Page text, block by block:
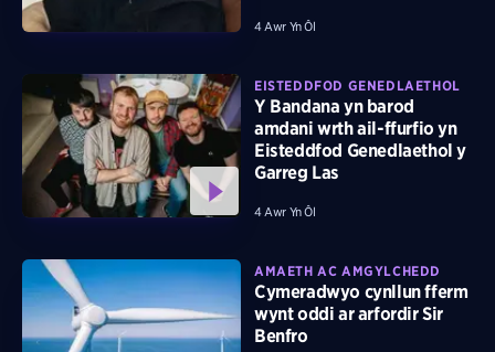
4 Awr Yn Ôl
EISTEDDFOD GENEDLAETHOL
Y Bandana yn barod
amdani wrth ail-ffurfio yn
Eisteddfod Genedlaethol y
Garreg Las
4 Awr Yn Ôl
AMAETH AC AMGYLCHEDD
Cymeradwyo cynllun fferm
wynt oddi ar arfordir Sir
Benfro